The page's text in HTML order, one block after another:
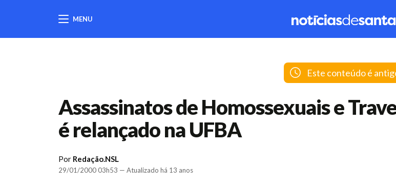
MENU
Este conteúdo é
Assassinatos de Homossexuais e
é relançado na UFBA
Por Redação.NSL
29/01/2000 03h53 — Atualizado há 13 anos